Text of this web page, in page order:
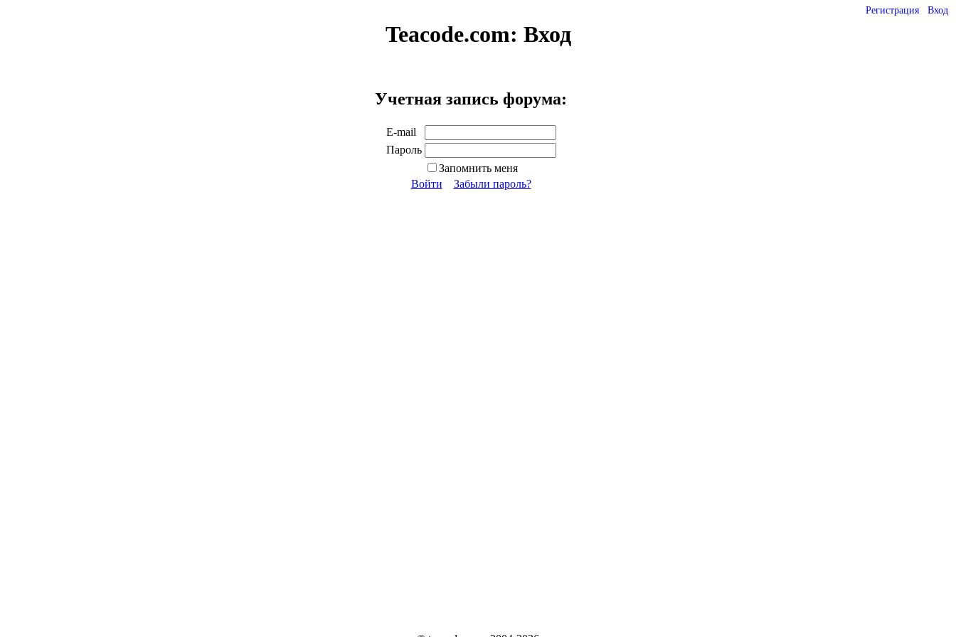
Регистрация Вход
Teacode.com: Вход
Учетная запись форума:
E-mail
Пароль
Запомнить меня
Войти
Забыли пароль?